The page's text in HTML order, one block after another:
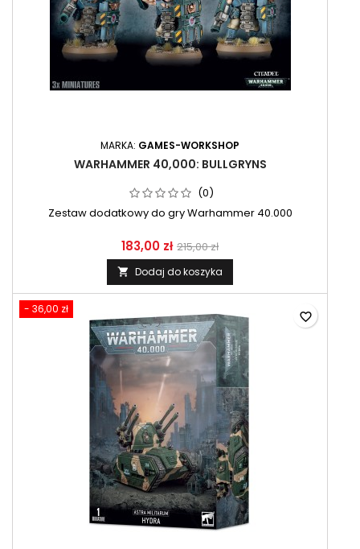
MARKA: GAMES-WORKSHOP
WARHAMMER 40,000: BULLGRYNS
(0)
Zestaw dodatkowy do gry Warhammer 40.000
183,00 zł 215,00 zł
 Dodaj do koszyka
- 36,00 zł
favorite_border